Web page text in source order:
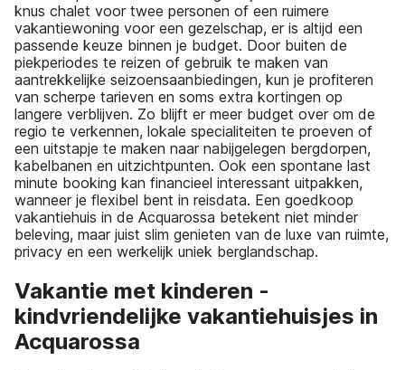
knus chalet voor twee personen of een ruimere
vakantiewoning voor een gezelschap, er is altijd een
passende keuze binnen je budget. Door buiten de
piekperiodes te reizen of gebruik te maken van
aantrekkelijke seizoensaanbiedingen, kun je profiteren
van scherpe tarieven en soms extra kortingen op
langere verblijven. Zo blijft er meer budget over om de
regio te verkennen, lokale specialiteiten te proeven of
een uitstapje te maken naar nabijgelegen bergdorpen,
kabelbanen en uitzichtpunten. Ook een spontane last
minute booking kan financieel interessant uitpakken,
wanneer je flexibel bent in reisdata. Een goedkoop
vakantiehuis in de Acquarossa betekent niet minder
beleving, maar juist slim genieten van de luxe van ruimte,
privacy en een werkelijk uniek berglandschap.
Vakantie met kinderen -
kindvriendelijke vakantiehuisjes in
Acquarossa